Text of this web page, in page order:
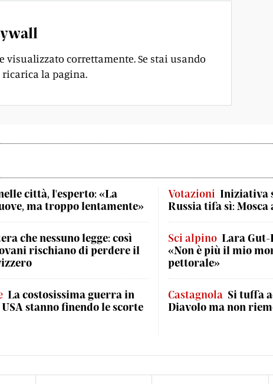
visualizzato correttamente. Se stai usando
la pagina.
città, l'esperto: «La
ma troppo lentamente»
che nessuno legge: così
rischiano di perdere il
La costosissima guerra in
stanno finendo le scorte
Votazioni Iniziativa
Russia tifa sì: Mosca
Sci alpino Lara Gut-
«Non è più il mio
pettorale»
Castagnola Si tuffa
Diavolo ma non